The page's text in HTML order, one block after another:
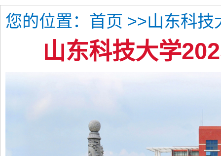
您的位置： 首页 >>山东科技
山东科技大学